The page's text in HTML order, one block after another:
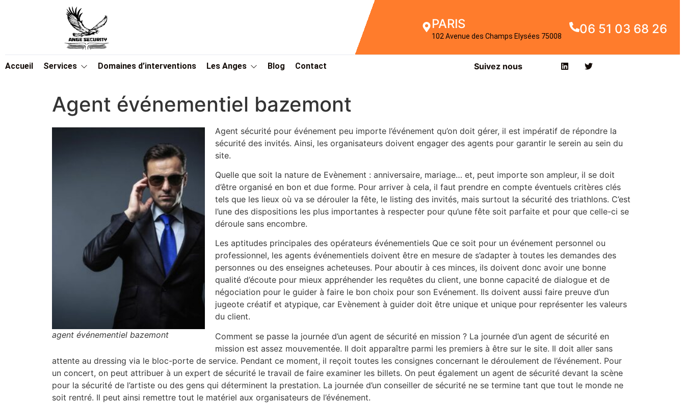
PARIS
102 Avenue des Champs Elysées 75008 06 51 03 68 26
Accueil Services Domaines d’interventions Les Anges Blog Contact Suivez nous
Agent événementiel bazemont
agent événementiel bazemont
Agent sécurité pour événement peu importe l’événement qu’on doit gérer, il est impératif de répondre la
sécurité des invités. Ainsi, les organisateurs doivent engager des agents pour garantir le serein au sein du
site.
Quelle que soit la nature de Evènement : anniversaire, mariage… et, peut importe son ampleur, il se doit
d’être organisé en bon et due forme. Pour arriver à cela, il faut prendre en compte éventuels critères clés
tels que les lieux où va se dérouler la fête, le listing des invités, mais surtout la sécurité des triathlons. C’est
l’une des dispositions les plus importantes à respecter pour qu’une fête soit parfaite et pour que celle-ci se
déroule sans encombre.
Les aptitudes principales des opérateurs événementiels Que ce soit pour un événement personnel ou
professionnel, les agents événementiels doivent être en mesure de s’adapter à toutes les demandes des
personnes ou des enseignes acheteuses. Pour aboutir à ces minces, ils doivent donc avoir une bonne
qualité d’écoute pour mieux appréhender les requêtes du client, une bonne capacité de dialogue et de
négociation pour le guider à faire le bon choix pour son Evénement. Ils doivent aussi faire preuve d’un
jugeote créatif et atypique, car Evènement à guider doit être unique et unique pour représenter les valeurs
du client.
Comment se passe la journée d’un agent de sécurité en mission ? La journée d’un agent de sécurité en
mission est assez mouvementée. Il doit apparaître parmi les premiers à être sur le site. Il doit aller sans
attente au dressing via le bloc-porte de service. Pendant ce moment, il reçoit toutes les consignes concernant le déroulement de l’événement. Pour
un concert, on peut attribuer à un expert de sécurité le travail de faire examiner les billets. On peut également un agent de sécurité devant la scène
pour la sécurité de l’artiste ou des gens qui déterminent la prestation. La journée d’un conseiller de sécurité ne se termine tant que tout le monde ne
soit rentré. Il peut ainsi remettre tout le matériel aux organisateurs de l’événement.